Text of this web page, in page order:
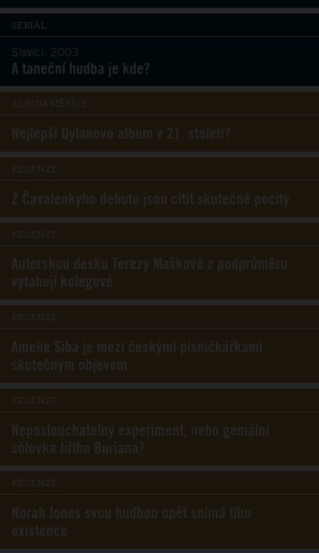
SERIÁL
Slavíci: 2003
A taneční hudba je kde?
ALBUM MĚSÍCE
Nejlepší Dylanovo album v 21. století?
RECENZE
Z Čavalenkyho debutu jsou cítit skutečné pocity
RECENZE
Autorskou desku Terezy Maškové z podprůměru
vytahují kolegové
RECENZE
Amelie Siba je mezi českými písničkářkami
skutečným objevem
RECENZE
Neposlouchatelný experiment, nebo geniální
sólovka Jiřího Buriana?
RECENZE
Norah Jones svou hudbou opět snímá tíhu
existence